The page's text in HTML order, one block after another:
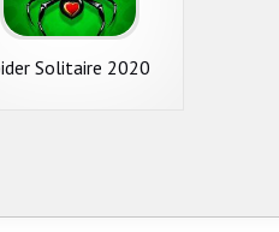
Solitaire 2020